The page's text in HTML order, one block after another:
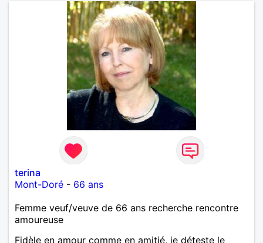
terina
Mont-Doré - 66 ans
Femme veuf/veuve de 66 ans recherche rencontre
amoureuse
Fidèle en amour comme en amitié, je déteste le